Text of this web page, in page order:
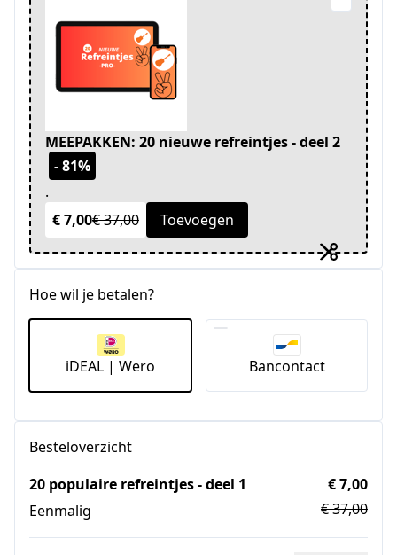
MEEPAKKEN: 20 nieuwe refreintjes - deel 2
- 81%
.
€ 7,00€ 37,00 Toevoegen
Hoe wil je betalen?
iDEAL | Wero Bancontact
Besteloverzicht
20 populaire refreintjes - deel 1
Eenmalig
€ 7,00
€ 37,00